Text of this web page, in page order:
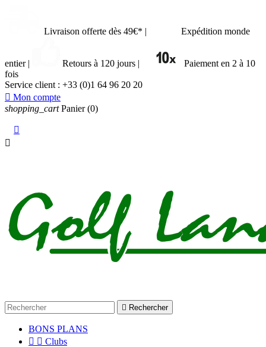
Livraison offerte dès 49€* | Expédition monde
entier | Retours à 120 jours |
Paiement en 2 à 10
fois
Service client : +33 (0)1 64 96 20 20
 Mon compte
shopping_cart Panier (0)


 Rechercher
BONS PLANS
  Clubs